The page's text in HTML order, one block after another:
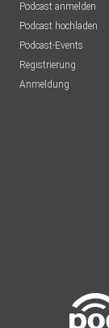
Podcast anmelden
Podcast hochladen
Podcast-Events
Registrierung
Anmeldung